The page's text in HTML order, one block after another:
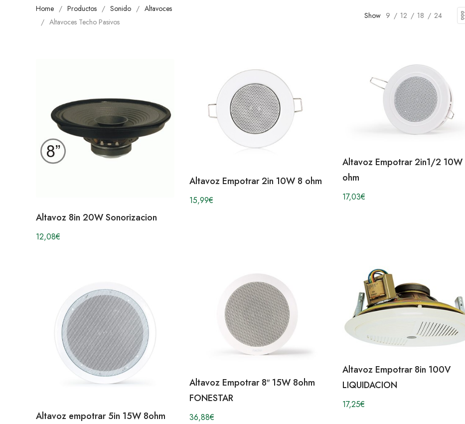
Home Productos Sonido
Altavoces
Altavoces Techo Pasivos
Show 9 12 18 24
Altavoz 8in 20W Sonorizacion
12,08€
Altavoz Empotrar 2in 10W 8 ohm
15,99€
Altavoz Empotrar 2in1/2 10W
ohm
17,03€
Altavoz empotrar 5in 15W 8ohm
Altavoz Empotrar 8″ 15W 8ohm
FONESTAR
36,88€
Altavoz Empotrar 8in 100V
LIQUIDACION
17,25€